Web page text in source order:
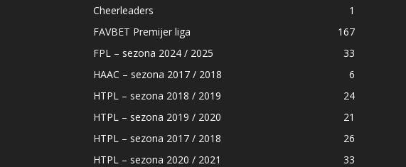
Cheerleaders
1
FAVBET Premijer liga
167
FPL – sezona 2024 / 2025
33
HAAC – sezona 2017 / 2018
6
HTPL – sezona 2018 / 2019
24
HTPL – sezona 2019 / 2020
21
HTPL – sezona 2017 / 2018
26
HTPL – sezona 2020 / 2021
33